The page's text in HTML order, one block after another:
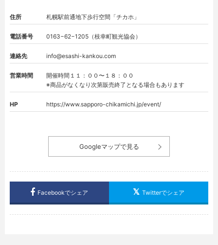
住所 札幌駅前通地下歩行空間「チカホ」
電話番号 0163−62−1205（枝幸町観光協会）
連絡先 info@esashi-kankou.com
営業時間
開催時間１１：００〜１８：００
※商品がなくなり次第販売終了となる場合もあります
HP https://www.sapporo-chikamichi.jp/event/
Googleマップで見る
Facebookでシェア Twitterでシェア